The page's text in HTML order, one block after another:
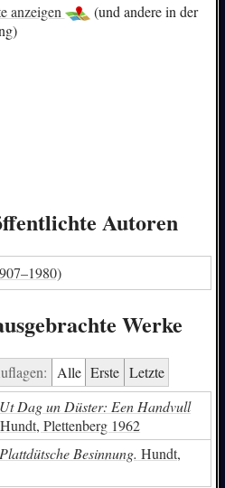
anzeigen
(und andere in der
Autoren
Werke
Alle Erste Letzte
Ut Dag un Düster: Een Handvull
Hundt, Plettenberg 1962
Plattdütsche Besinnung. Hundt,